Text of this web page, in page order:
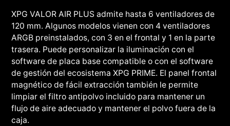
XPG VALOR AIR PLUS admite hasta 6 ventiladores de
120 mm. Algunos modelos vienen con 4 ventiladores
ARGB preinstalados, con 3 en el frontal y 1 en la parte
trasera. Puede personalizar la iluminación con el
software de placa base compatible o con el software
de gestión del ecosistema XPG PRIME. El panel frontal
magnético de fácil extracción también le permite
limpiar el filtro antipolvo incluido para mantener un
flujo de aire adecuado y mantener el polvo fuera de la
caja.